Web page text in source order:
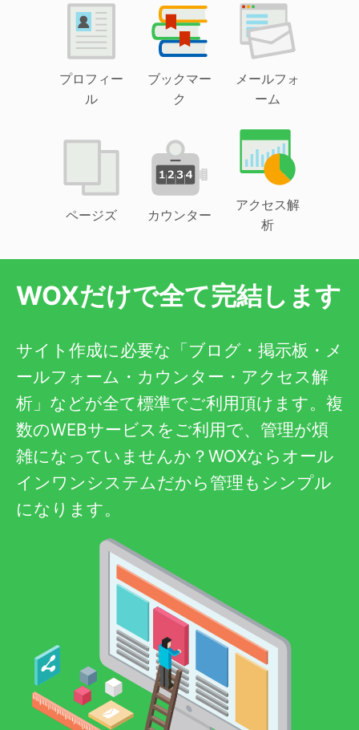
プロフィー
ル
ブックマー
ク
メールフォ
ーム
ページズ カウンター
アクセス解
析
WOXだけで全て完結します
サイト作成に必要な「ブログ・掲示板・メ
ールフォーム・カウンター・アクセス解
析」などが全て標準でご利用頂けます。複
数のWEBサービスをご利用で、管理が煩
雑になっていませんか？WOXならオール
インワンシステムだから管理もシンプル
になります。